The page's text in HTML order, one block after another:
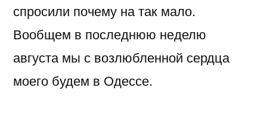
спросили почему на так мало.
Вообщем в последнюю неделю
августа мы с возлюбленной сердца
моего будем в Одессе.